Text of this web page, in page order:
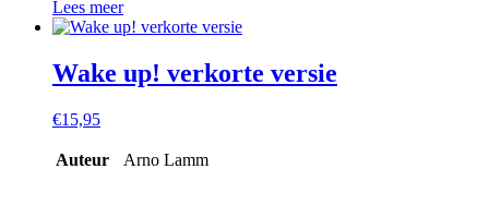
Lees meer
Wake up! verkorte versie
€15,95
Auteur Arno Lamm